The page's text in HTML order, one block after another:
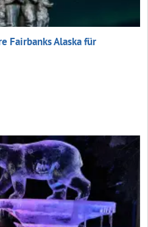
Fairbanks Alaska für